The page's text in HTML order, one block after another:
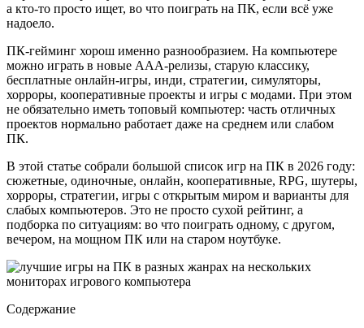
а кто-то просто ищет, во что поиграть на ПК, если всё уже
надоело.
ПК-гейминг хорош именно разнообразием. На компьютере
можно играть в новые AAA-релизы, старую классику,
бесплатные онлайн-игры, инди, стратегии, симуляторы,
хорроры, кооперативные проекты и игры с модами. При этом
не обязательно иметь топовый компьютер: часть отличных
проектов нормально работает даже на среднем или слабом
ПК.
В этой статье собрали большой список игр на ПК в 2026 году:
сюжетные, одиночные, онлайн, кооперативные, RPG, шутеры,
хорроры, стратегии, игры с открытым миром и варианты для
слабых компьютеров. Это не просто сухой рейтинг, а
подборка по ситуациям: во что поиграть одному, с другом,
вечером, на мощном ПК или на старом ноутбуке.
Содержание